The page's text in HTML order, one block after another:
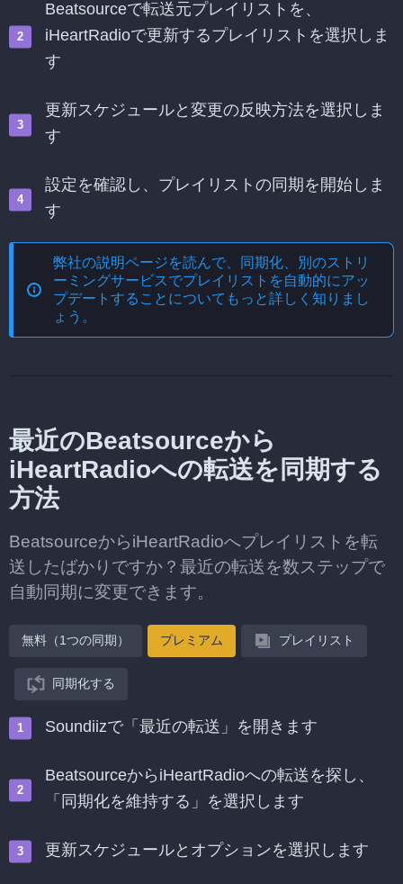
Beatsourceで転送元プレイリストを、
iHeartRadioで更新するプレイリストを選択しま
す
更新スケジュールと変更の反映方法を選択しま
す
設定を確認し、プレイリストの同期を開始しま
す
弊社の説明ページを読んで、
同期化、別のストリ
ーミングサービスでプレイリストを自動的にアッ
プデートする ことについてもっと詳しく知りまし
ょう。
最近のBeatsourceから
iHeartRadioへの転送を同期する
方法
BeatsourceからiHeartRadioへプレイリストを転
送したばかりですか？最近の転送を数ステップで
自動同期に変更できます。
無料（1つの同期） プレミアム プレイリスト
同期化する
Soundiizで「最近の転送」を開きます
BeatsourceからiHeartRadioへの転送を探し、
「同期化を維持する」を選択します
更新スケジュールとオプションを選択します